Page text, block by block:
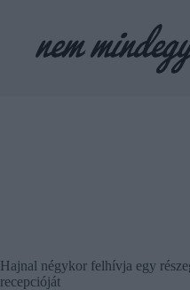
Hajnal négykor felhívja egy
recepcióját